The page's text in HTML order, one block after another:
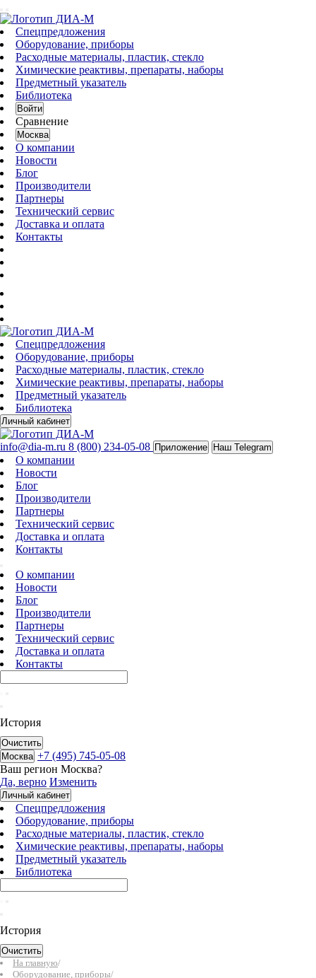
Спецпредложения
Оборудование, приборы
Расходные материалы, пластик, стекло
Химические реактивы, препараты, наборы
Предметный указатель
Библиотека
Войти
Сравнение
Москва
О компании
Новости
Блог
Производители
Партнеры
Технический сервис
Доставка и оплата
Контакты
Спецпредложения
Оборудование, приборы
Расходные материалы, пластик, стекло
Химические реактивы, препараты, наборы
Предметный указатель
Библиотека
Личный кабинет
info@dia-m.ru 8 (800) 234-05-08 Приложение Наш Telegram
О компании
Новости
Блог
Производители
Партнеры
Технический сервис
Доставка и оплата
Контакты
О компании
Новости
Блог
Производители
Партнеры
Технический сервис
Доставка и оплата
Контакты
История
Очистить
Москва +7 (495) 745-05-08
Ваш регион Москва?
Да, верно Изменить
Личный кабинет
Спецпредложения
Оборудование, приборы
Расходные материалы, пластик, стекло
Химические реактивы, препараты, наборы
Предметный указатель
Библиотека
История
Очистить
На главную/
Оборудование, приборы/